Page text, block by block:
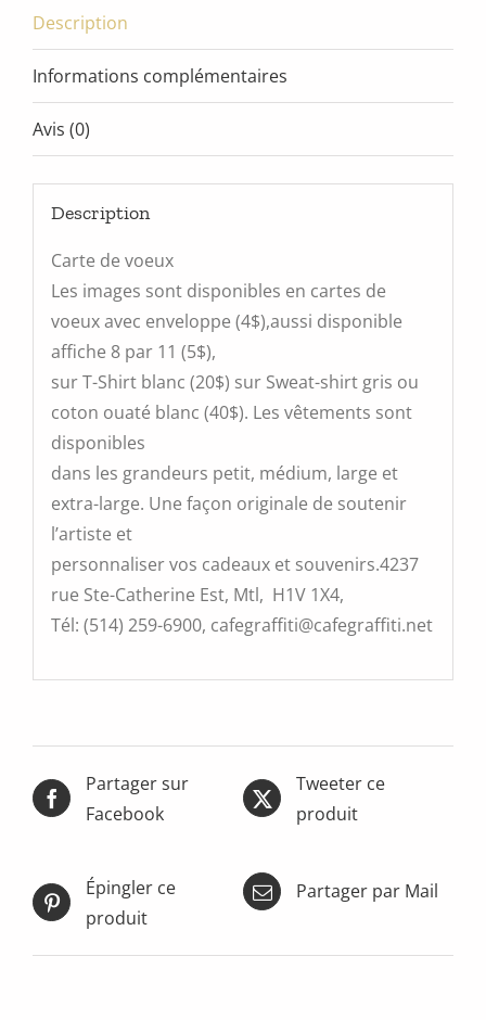
Description
Informations complémentaires
Avis (0)
Description
Carte de voeux
Les images sont disponibles en cartes de
voeux avec enveloppe (4$),aussi disponible
affiche 8 par 11 (5$),
sur T-Shirt blanc (20$) sur Sweat-shirt gris ou
coton ouaté blanc (40$). Les vêtements sont
disponibles
dans les grandeurs petit, médium, large et
extra-large. Une façon originale de soutenir
l’artiste et
personnaliser vos cadeaux et souvenirs.4237
rue Ste-Catherine Est, Mtl, H1V 1X4,
Tél: (514) 259-6900, cafegraffiti@cafegraffiti.net
Partager sur
Facebook
Tweeter ce
produit
Épingler ce
produit
Partager par Mail